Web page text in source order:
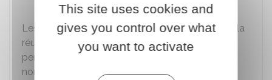
Les contreparties jouent un rôle important dans la
réussite du financement participatif. Elles
permettent de susciter la curiosité du plus grand
nombre et d'
engager les donateurs plus
This site uses cookies and
gives you control over what
you want to activate